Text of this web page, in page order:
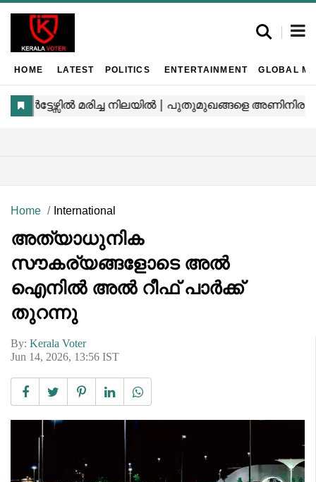
HOME LATEST POLITICS ENTERTAINMENT GLOBAL
Home International
അത്യാധുനിക
സൗകര്യങ്ങളോടെ അൽ
ഐനിൽ അൽ റീഫ് പാർക്ക്
തുറന്നു
By: Kerala Voter
Jun 14, 2026, 13:56 IST